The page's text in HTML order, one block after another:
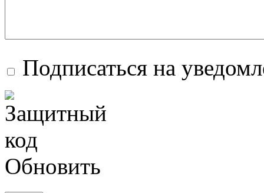
Подписаться на
Обновить